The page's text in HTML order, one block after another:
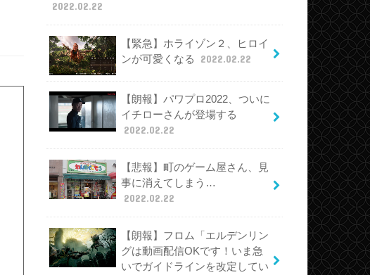
2022.02.22
【緊急】ホライゾン２、ヒロイ
ンが可愛くなる
2022.02.22
【朗報】パワプロ2022、ついに
イチローさんが登場する
2022.02.22
【悲報】町のゲーム屋さん、見
事に消えてしまう…
2022.02.22
【朗報】フロム「エルデンリン
グは動画配信OKです！いま急
いでガイドラインを改定してい